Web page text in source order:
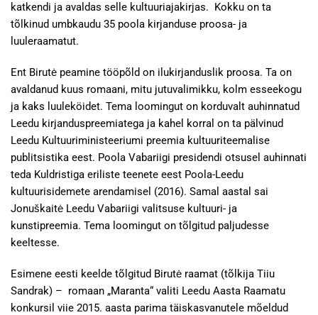
katkendi ja avaldas selle kultuuriajakirjas. Kokku on ta
tõlkinud umbkaudu 35 poola kirjanduse proosa- ja
luuleraamatut.
Ent Birutė peamine tööpõld on ilukirjanduslik proosa. Ta on
avaldanud kuus romaani, mitu jutuvalimikku, kolm esseekogu
ja kaks luuleköidet. Tema loomingut on korduvalt auhinnatud
Leedu kirjanduspreemiatega ja kahel korral on ta pälvinud
Leedu Kultuuriministeeriumi preemia kultuuriteemalise
publitsistika eest. Poola Vabariigi presidendi otsusel auhinnati
teda Kuldristiga eriliste teenete eest Poola-Leedu
kultuurisidemete arendamisel (2016). Samal aastal sai
Jonuškaitė Leedu Vabariigi valitsuse kultuuri- ja
kunstipreemia. Tema loomingut on tõlgitud paljudesse
keeltesse.
Esimene eesti keelde tõlgitud Birutė raamat (tõlkija Tiiu
Sandrak) – romaan „Maranta“ valiti Leedu Aasta Raamatu
konkursil viie 2015. aasta parima täiskasvanutele mõeldud